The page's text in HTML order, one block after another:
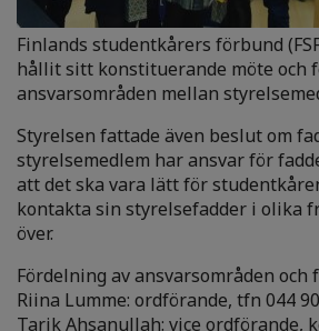
Finlands studentkårers förbund
hållit sitt konstituerande möte och
ansvarsområden mellan
Styrelsen fattade även beslut om
styrelsemedlem har ansvar för
att det ska vara lätt för
kontakta sin styrelsefadder i olika
över.
Fördelning av ansvarsområden och
Riina Lumme: ordförande, tfn 044
Tarik Ahsanullah: vice ordförande,